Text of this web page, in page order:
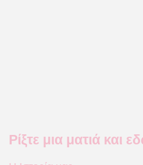
Ρίξτε μια ματιά και